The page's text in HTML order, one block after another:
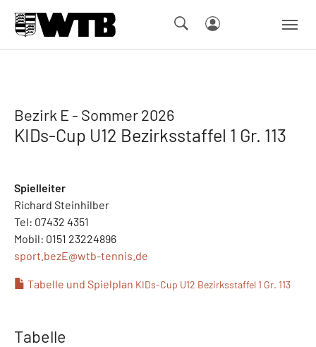
Bezirk E - Sommer 2026
KIDs-Cup U12 Bezirksstaffel 1 Gr. 113
Spielleiter
Richard Steinhilber
Tel: 07432 4351
Mobil: 0151 23224896
sport.bezE@wtb-tennis.de
Tabelle und Spielplan KIDs-Cup U12 Bezirksstaffel 1 Gr. 113
Tabelle